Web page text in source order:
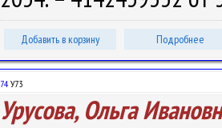
Добавить в корзину Подробнее
74 У73
Урусова, Ольга